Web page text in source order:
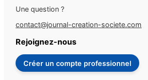
Une question ?
contact@journal-creation-societe.com
Rejoignez-nous
Créer un compte professionnel